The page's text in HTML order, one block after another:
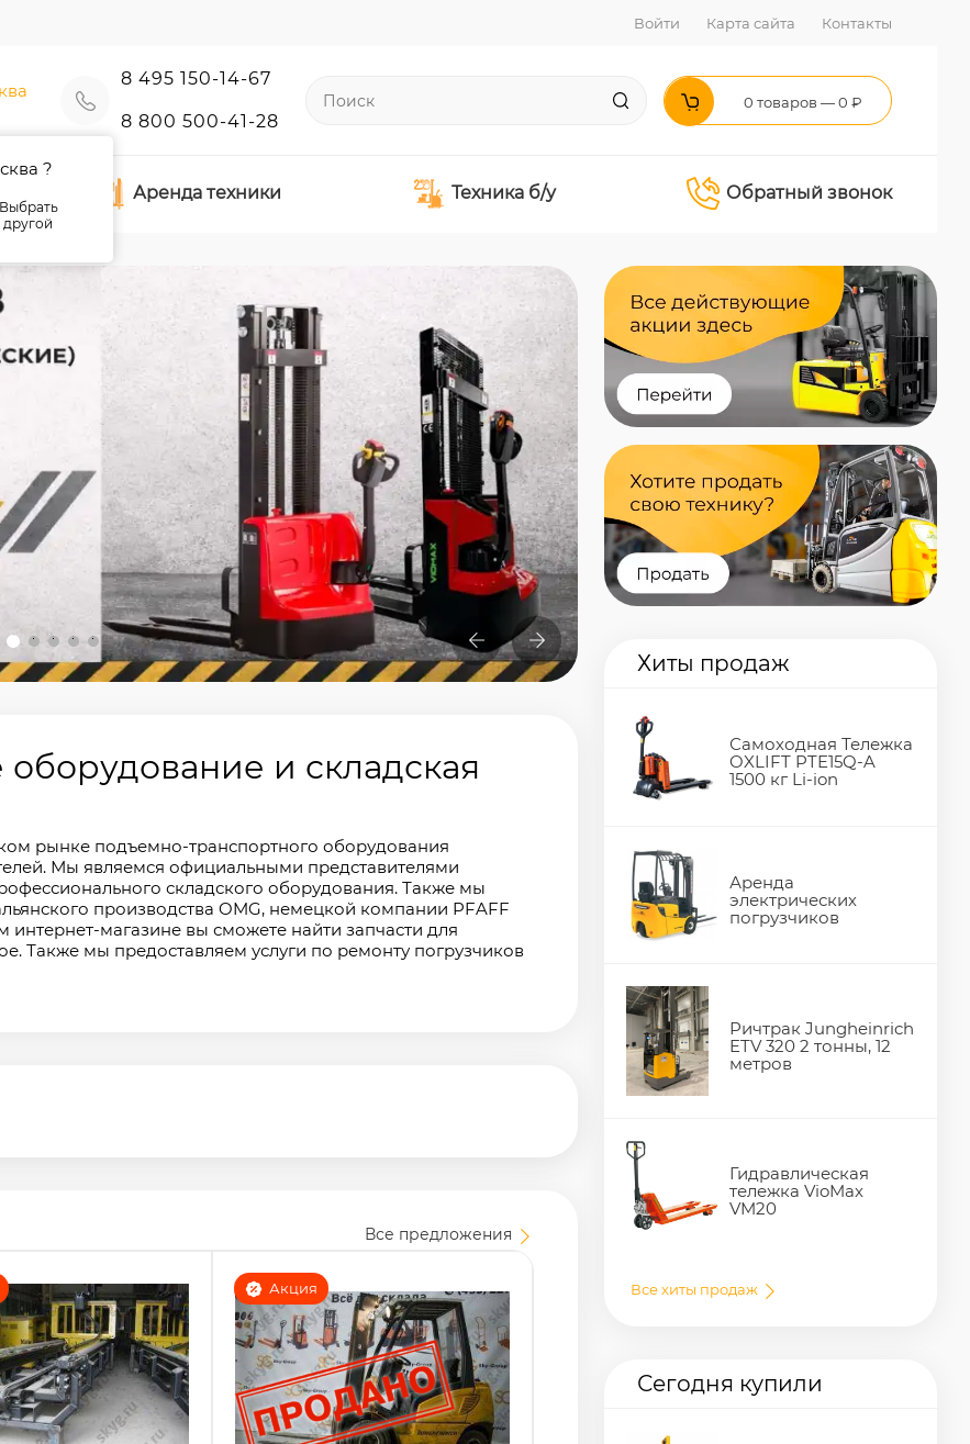
Войти Карта сайта Контакты
?
Выбрать
другой
8 495 150-14-67
8 800 500-41-28
0 товаров — 0 ₽
Аренда техники Техника б/у Обратный звонок
рынке подъемно-транспортного оборудования
Мы являемся официальными представителями
складского оборудования. Также мы
производства OMG, немецкой компании PFAFF
магазине вы сможете найти запчасти для
Также мы предоставляем услуги по ремонту погрузчиков
Хиты продаж
Самоходная Тележка
OXLIFT PTE15Q-A
1500 кг Li-ion
Аренда
электрических
погрузчиков
Ричтрак Jungheinrich
ETV 320 2 тонны, 12
метров
Гидравлическая
тележка VioMax
VM20
Все хиты продаж
Сегодня купили